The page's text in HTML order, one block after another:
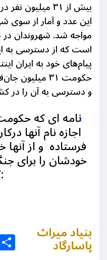
بیش از۳۱میلیون نفر
این عدد و آمار از سوی
مواجه شد. شهروندان
است که از دسترسی به
پیام‌های خود به ایران
حکومت ۳۱میلیون
و دسترسی به آن را در
نامه ای که
اجازه نام آنها
فرستاده و از
خودشان را برای
کنند:
Share
بنیاد میراث
پاسارگاد